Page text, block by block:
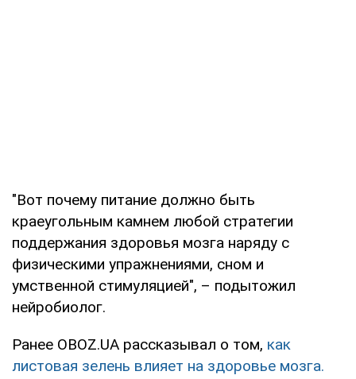
"Вот почему питание должно быть
краеугольным камнем любой стратегии
поддержания здоровья мозга наряду с
физическими упражнениями, сном и
умственной стимуляцией", – подытожил
нейробиолог.
Ранее OBOZ.UA рассказывал о том, как
листовая зелень влияет на здоровье мозга.